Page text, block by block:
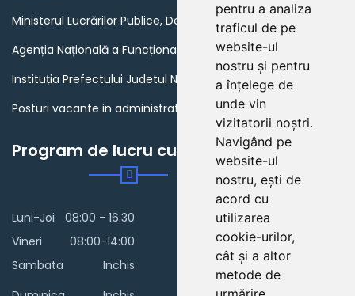
pentru a analiza
traficul de pe
website-ul
nostru și pentru
a înțelege de
unde vin
vizitatorii noștri.
Navigând pe
website-ul
nostru, ești de
acord cu
utilizarea
cookie-urilor,
cât și a altor
metode de
Ministerul Lucrărilor Publice, Dezvoltării și Administrației
Agenția Națională a Funcționarilor Publici
Instituția Prefectului Judetul Neamt
Posturi vacante in administratia publica din Romania
Program de lucru cu publicul
Luni-Joi
08:00 - 16:30
Vineri
08:00-14:00
Sambata
Inchis